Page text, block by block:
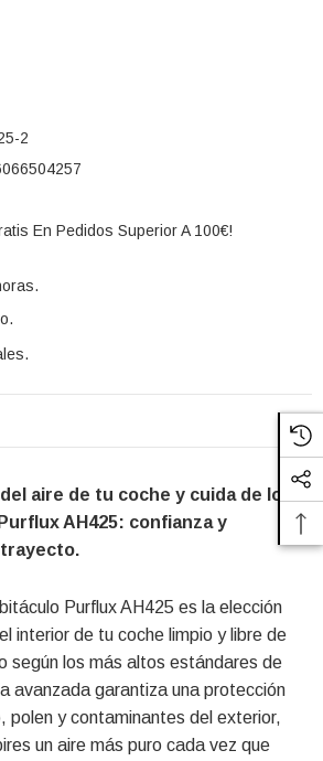
2
En Pedidos Superior A 100€!
aire de tu coche y cuida de los
AH425: confianza y
Purflux AH425 es la elección
interior de tu coche limpio y libre de
según los más altos estándares de
avanzada garantiza una protección
polen y contaminantes del exterior,
un aire más puro cada vez que